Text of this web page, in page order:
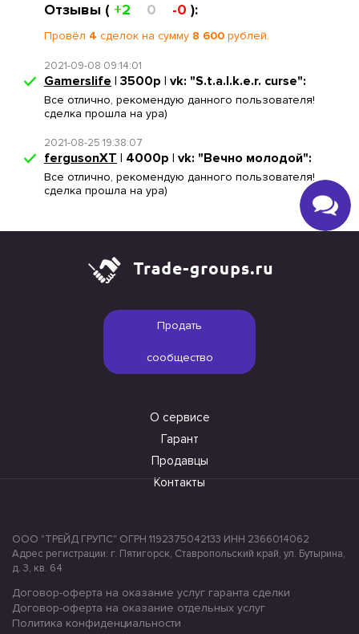
Отзывы ( +2 0 -0 ):
Провёл 4 сделок на сумму 8 600 рублей.
2021-09-08 09:14:01
Gamerslife | 3500р | vk: "S.t.a.l.k.e.r. curse":
Все отлично, рекомендую данного пользователя!
сделка прошла на ура)
2021-08-25 19:38:07
fergusonXT | 4000р | vk: "Вечно молодой":
Все отлично, рекомендую данного пользователя!
сделка прошла на ура)
Продать
сообщество
О сервисе
Гарант
Продавцы
Контакты
ООО "ТРЕЙД ГРУПС" ОГРН 1192375042133 ИНН 2366014062
Адрес регистрации: г. Пятигорск, Ставропольский край, ул. Бутырина,
д. 3, кв. 64
Договор-оферта на оказание услуг гаранта сделки
Договор-оферта на оказание отдельных услуг
Политика конфиденциальности